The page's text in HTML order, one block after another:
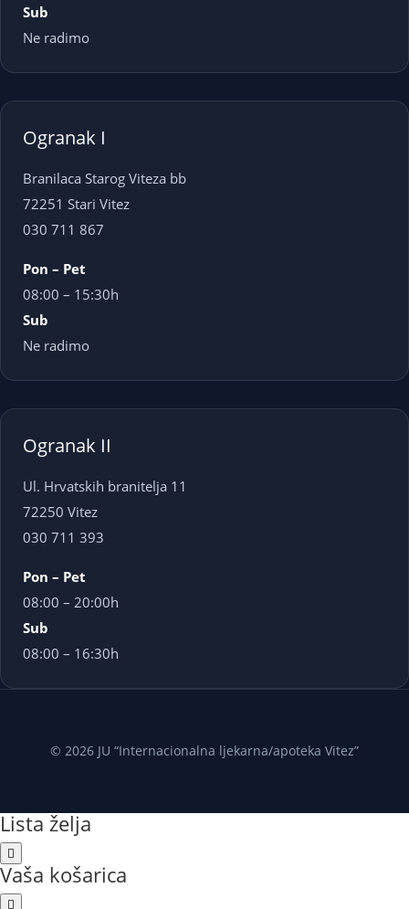
Sub
Ne radimo
Ogranak I
Branilaca Starog Viteza bb
72251 Stari Vitez
030 711 867
Pon – Pet
08:00 – 15:30h
Sub
Ne radimo
Ogranak II
Ul. Hrvatskih branitelja 11
72250 Vitez
030 711 393
Pon – Pet
08:00 – 20:00h
Sub
08:00 – 16:30h
© 2026 JU “Internacionalna ljekarna/apoteka Vitez”
Lista želja
Vaša košarica